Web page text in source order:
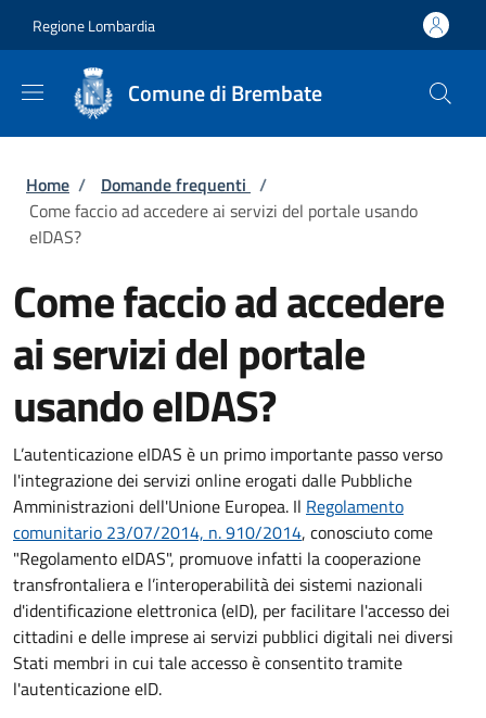
Regione Lombardia
Comune di Brembate
Briciole di pane
Home / Domande frequenti /
Come faccio ad accedere ai servizi del portale usando
eIDAS?
Come faccio ad accedere
ai servizi del portale
usando eIDAS?
L’autenticazione eIDAS è un primo importante passo verso
l'integrazione dei servizi online erogati dalle Pubbliche
Amministrazioni dell'Unione Europea. Il Regolamento
comunitario 23/07/2014, n. 910/2014, conosciuto come
"Regolamento eIDAS", promuove infatti la cooperazione
transfrontaliera e l’interoperabilità dei sistemi nazionali
d'identificazione elettronica (eID), per facilitare l'accesso dei
cittadini e delle imprese ai servizi pubblici digitali nei diversi
Stati membri in cui tale accesso è consentito tramite
l'autenticazione eID.